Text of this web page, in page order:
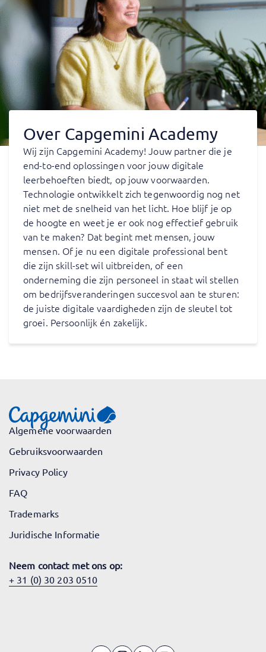
Over Capgemini Academy
Wij zijn Capgemini Academy! Jouw partner die je
end-to-end oplossingen voor jouw digitale
leerbehoeften biedt, op jouw voorwaarden.
Technologie ontwikkelt zich tegenwoordig nog net
niet met de snelheid van het licht. Hoe blijf je op
de hoogte en weet je er ook nog effectief gebruik
van te maken? Dat begint met mensen, jouw
mensen. Of je nu een digitale professional bent
die zijn skill-set wil uitbreiden, of een
onderneming die zijn personeel in staat wil stellen
om bedrijfsveranderingen succesvol aan te sturen:
de juiste digitale vaardigheden zijn de sleutel tot
groei. Persoonlijk én zakelijk.
Algemene voorwaarden
Gebruiksvoorwaarden
Privacy Policy
FAQ
Trademarks
Juridische Informatie
Neem contact met ons op:
+ 31 (0) 30 203 0510